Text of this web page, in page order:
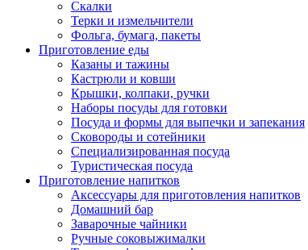
Скалки
Терки и измельчители
Фольга, бумага, пакеты
Приготовление еды
Казаны и тажины
Кастрюли и ковши
Крышки, колпаки, ручки
Наборы посуды для готовки
Посуда и формы для выпечки и запекания
Сковороды и сотейники
Специализированная посуда
Туристическая посуда
Приготовление напитков
Аксессуары для приготовления напитков
Домашний бар
Заварочные чайники
Ручные соковыжималки